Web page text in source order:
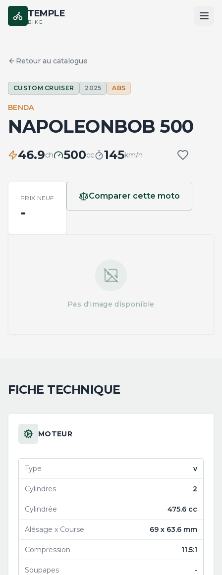
TEMPLE
BIKE
MARQUES
COMPARER
Retour au catalogue
CUSTOM CRUISER 2025 ABS
BENDA
NAPOLEONBOB 500
46.9ch 500cc 145km/h
PRIX NEUF
-
Comparer cette moto
Pas d'image disponible
FICHE TECHNIQUE
MOTEUR
Type v
Cylindres 2
Cylindrée 475.6 cc
Alésage x Course 69 x 63.6 mm
Compression 11.5:1
Soupapes -